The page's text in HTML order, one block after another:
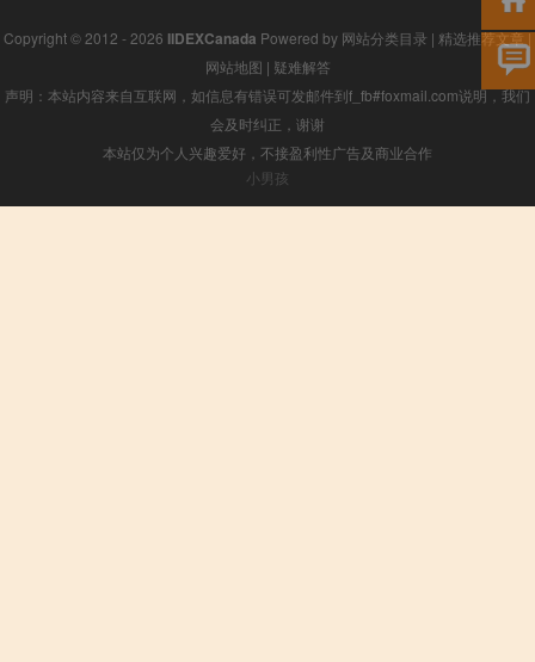
Copyright © 2012 - 2026 IIDEXCanada Powered by 网站分类目录 | 精选推荐文章|
网站地图 | 疑难解答
声明：本站内容来自互联网，如信息有错误可发邮件到f_fb#foxmail.com说明，我们
会及时纠正，谢谢
本站仅为个人兴趣爱好，不接盈利性广告及商业合作
小男孩